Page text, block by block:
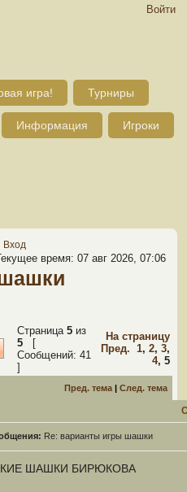
Войти
игра! Турниры
Информация Игроки
Вход
время: 07 авг 2026, 07:06
Страница 5 из
5 [
Сообщений: 41
]
На страницу
Пред. 1, 2, 3,
4, 5
Пред. тема | След. тема
Re: варианты игры шашки
ШАШКИ БИРЮКОВА